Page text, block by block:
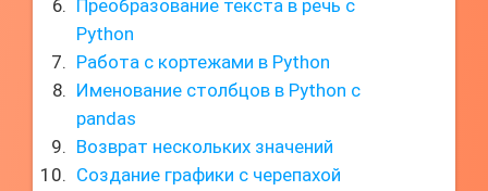
Преобразование текста в речь с
Python
Работа с кортежами в Python
Именование столбцов в Python с
pandas
Возврат нескольких значений
Создание графики с черепахой